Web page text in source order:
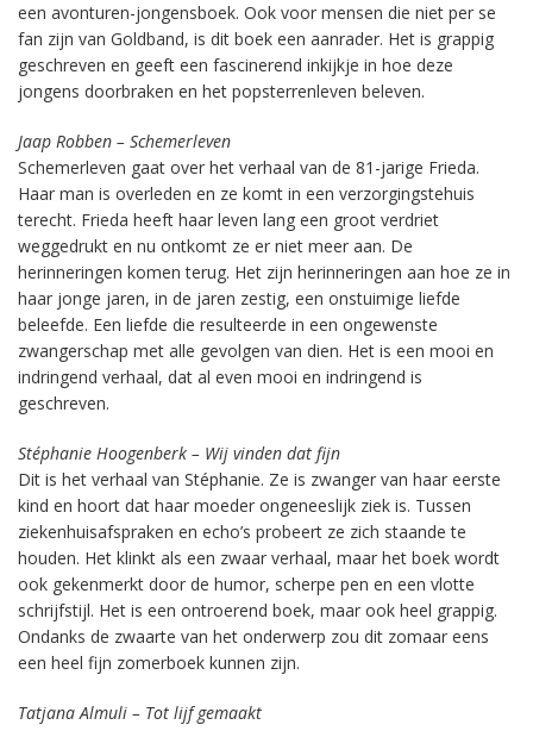
een avonturen-jongensboek. Ook voor mensen die niet per se
fan zijn van Goldband, is dit boek een aanrader. Het is grappig
geschreven en geeft een fascinerend inkijkje in hoe deze
jongens doorbraken en het popsterrenleven beleven.
Jaap Robben – Schemerleven
Schemerleven gaat over het verhaal van de 81-jarige Frieda.
Haar man is overleden en ze komt in een verzorgingstehuis
terecht. Frieda heeft haar leven lang een groot verdriet
weggedrukt en nu ontkomt ze er niet meer aan. De
herinneringen komen terug. Het zijn herinneringen aan hoe ze in
haar jonge jaren, in de jaren zestig, een onstuimige liefde
beleefde. Een liefde die resulteerde in een ongewenste
zwangerschap met alle gevolgen van dien. Het is een mooi en
indringend verhaal, dat al even mooi en indringend is
geschreven.
Stéphanie Hoogenberk – Wij vinden dat fijn
Dit is het verhaal van Stéphanie. Ze is zwanger van haar eerste
kind en hoort dat haar moeder ongeneeslijk ziek is. Tussen
ziekenhuisafspraken en echo’s probeert ze zich staande te
houden. Het klinkt als een zwaar verhaal, maar het boek wordt
ook gekenmerkt door de humor, scherpe pen en een vlotte
schrijfstijl. Het is een ontroerend boek, maar ook heel grappig.
Ondanks de zwaarte van het onderwerp zou dit zomaar eens
een heel fijn zomerboek kunnen zijn.
Tatjana Almuli – Tot lijf gemaakt